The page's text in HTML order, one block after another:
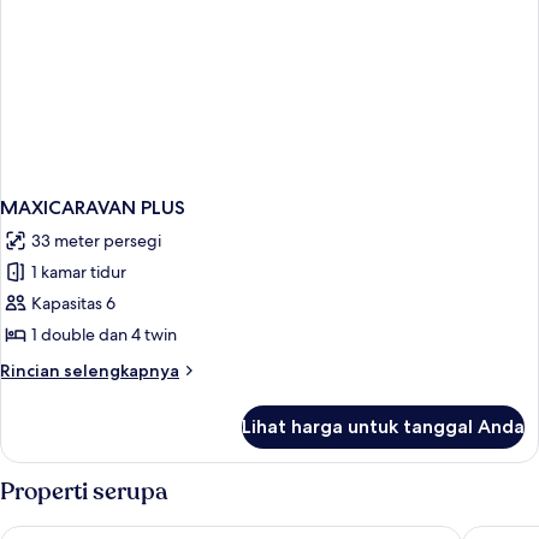
MAXICARAVAN PLUS
33 meter persegi
1 kamar tidur
Kapasitas 6
1 double dan 4 twin
Rincian selengkapnya
Rincian
MAXICARAVAN
PLUS
Lihat harga untuk tanggal Anda
Properti serupa